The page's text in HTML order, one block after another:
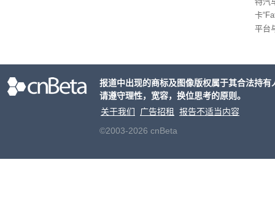
卡
平台
报道中出现的商标及图像版权属于其合法持
请遵守理性，宽容，换位思考的原则。
关于我们
广告招租
报告不适当内容
©2003-2026 cnBeta